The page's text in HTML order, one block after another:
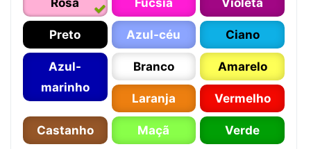
Preto Azul-céu Ciano
Azul-
marinho
Branco Amarelo
Laranja Vermelho
Castanho Maçã Verde